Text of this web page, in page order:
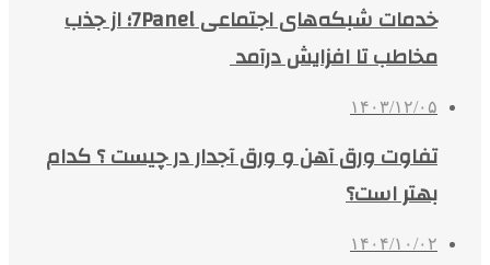
خدمات شبکه‌های اجتماعی 7Panel؛ از جذب
مخاطب تا افزایش درآمد
۱۴۰۳/۱۲/۰۵
تفاوت ورق آهن و ورق آجدار در چیست ؟ کدام
بهتر است؟
۱۴۰۴/۱۰/۰۲